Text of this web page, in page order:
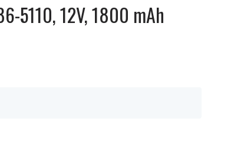
5110, 12V, 1800 mAh